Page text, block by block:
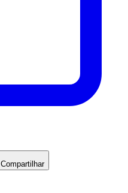
Compartilhar